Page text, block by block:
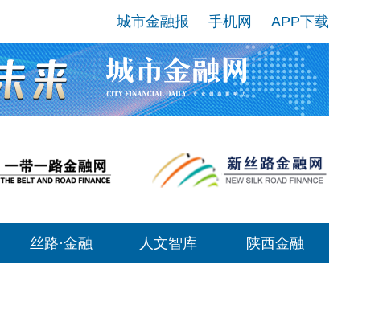
城市金融报 手机网 APP下载
丝路·金融 人文智库 陕西金融